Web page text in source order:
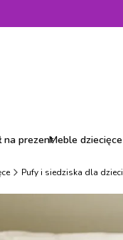
na prezentMeble dziecięce
Pufy i siedziska dla dzieci